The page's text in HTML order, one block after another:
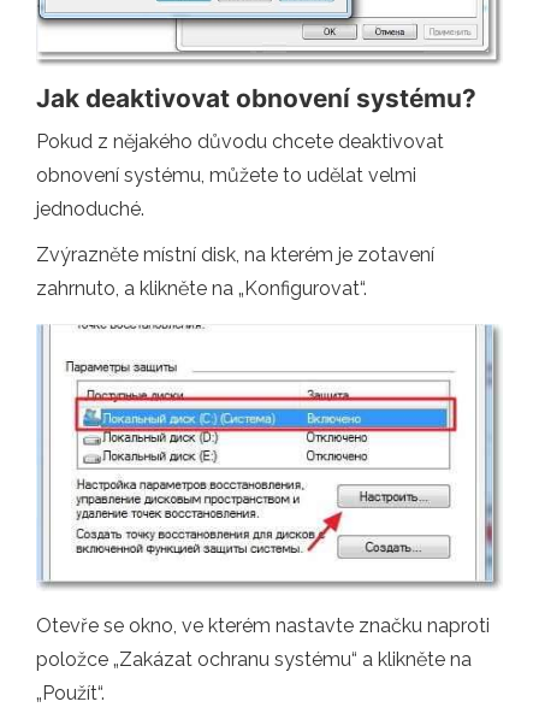
Jak deaktivovat obnovení systému?
Pokud z nějakého důvodu chcete deaktivovat
obnovení systému, můžete to udělat velmi
jednoduché.
Zvýrazněte místní disk, na kterém je zotavení
zahrnuto, a klikněte na „Konfigurovat“.
Otevře se okno, ve kterém nastavte značku naproti
položce „Zakázat ochranu systému“ a klikněte na
„Použít“.